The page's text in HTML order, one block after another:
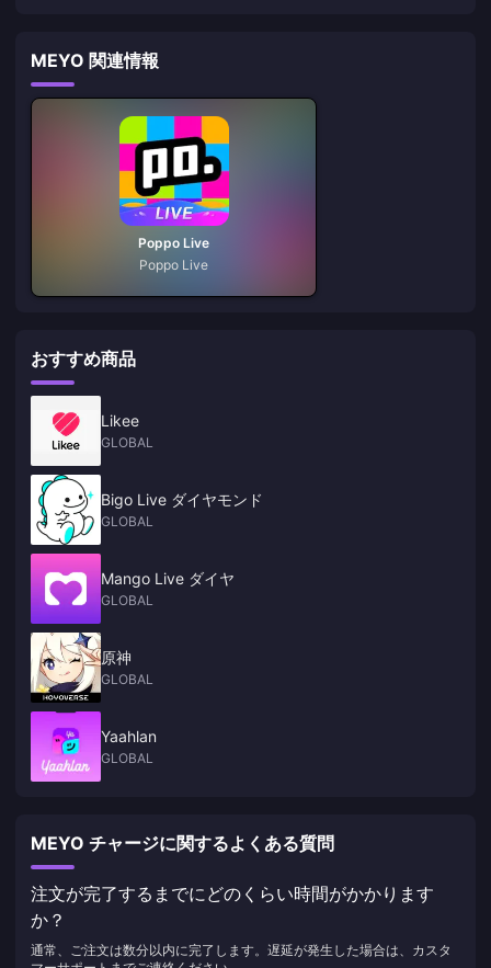
MEYO 関連情報
Poppo Live
Poppo Live
おすすめ商品
Likee
GLOBAL
Bigo Live ダイヤモンド
GLOBAL
Mango Live ダイヤ
GLOBAL
原神
GLOBAL
Yaahlan
GLOBAL
MEYO チャージに関するよくある質問
注文が完了するまでにどのくらい時間がかかります
か？
通常、ご注文は数分以内に完了します。遅延が発生した場合は、カスタ